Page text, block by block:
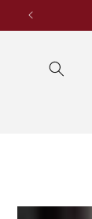
zum
Inhalt